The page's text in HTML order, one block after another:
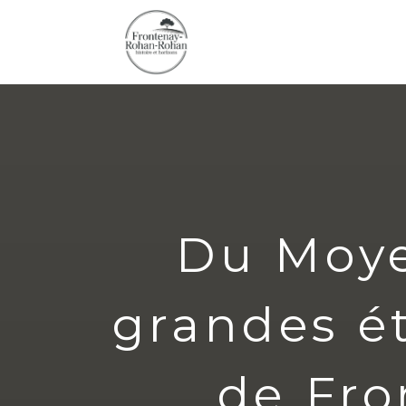
Du
grandes
de